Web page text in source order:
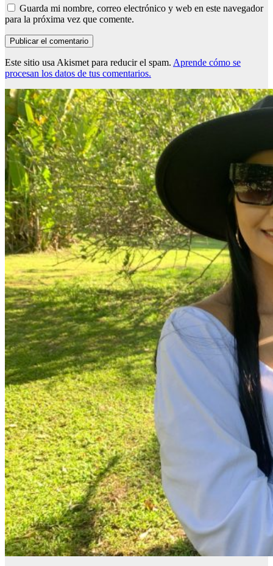
Guarda mi nombre, correo electrónico y web en este navegador
para la próxima vez que comente.
Este sitio usa Akismet para reducir el spam. Aprende cómo se
procesan los datos de tus comentarios.